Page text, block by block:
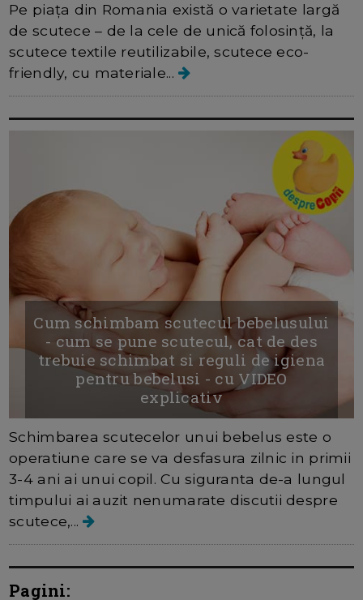
Pe piața din Romania există o varietate largă
de scutece – de la cele de unică folosință, la
scutece textile reutilizabile, scutece eco-
friendly, cu materiale...
Cum schimbam scutecul bebelusului
- cum se pune scutecul, cat de des
trebuie schimbat si reguli de igiena
pentru bebelusi - cu VIDEO
explicativ
Schimbarea scutecelor unui bebelus este o
operatiune care se va desfasura zilnic in primii
3-4 ani ai unui copil. Cu siguranta de-a lungul
timpului ai auzit nenumarate discutii despre
scutece,...
Pagini: